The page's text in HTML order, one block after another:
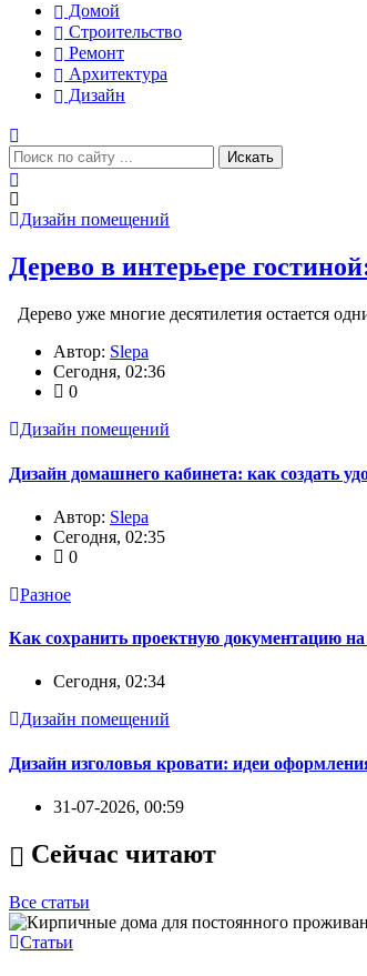
Домой
Строительство
Ремонт
Архитектура
Дизайн
Искать
Дизайн помещений
Дерево в интерьере
Дерево уже многие десятилетия остается
Автор: Slepa
Сегодня, 02:36
0
Дизайн помещений
Дизайн домашнего кабинета: как создать
Автор: Slepa
Сегодня, 02:35
0
Разное
Как сохранить проектную документацию
Сегодня, 02:34
Дизайн помещений
Дизайн изголовья кровати: идеи
31-07-2026, 00:59
Сейчас читают
Все статьи
Статьи